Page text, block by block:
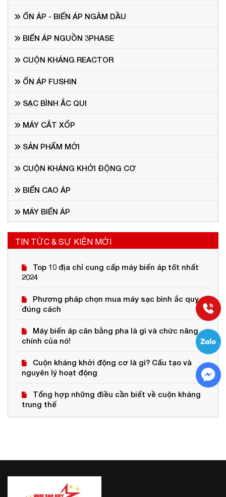
ỔN ÁP - BIẾN ÁP NGÂM DẦU
BIẾN ÁP NGUỒN 3PHASE
CUỘN KHÁNG REACTOR
ỔN ÁP FUSHIN
SẠC BÌNH ẮC QUI
MÁY CẮT XỐP
SẢN PHẨM MỚI
CUỘN KHÁNG KHỞI ĐỘNG CƠ
BIẾN CAO ÁP
MÁY BIẾN ÁP
TIN TỨC & SỰ KIỆN MỚI
Top 10 địa chỉ cung cấp máy biến áp tốt nhất
2024
Phương pháp chọn mua máy sạc bình ắc quy
đúng cách
Máy biến áp cân bằng pha là gì và chức năng
chính của nó!
Cuộn kháng khởi động cơ là gì? Cấu tạo và
nguyên lý hoạt động
Tổng hợp những điều cần biết về cuộn kháng
trung thế